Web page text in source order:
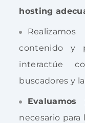
hosting
contenido y
interactúe
buscadores y
necesario para